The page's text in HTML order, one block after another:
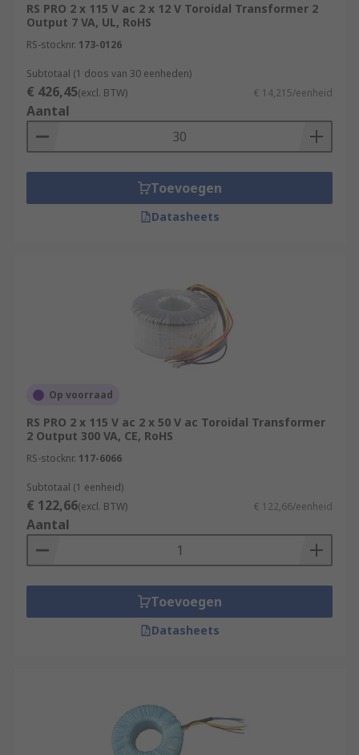
RS PRO 2 x 115 V ac 2 x 12 V Toroidal Transformer 2
Output 7 VA, UL, RoHS
RS-stocknr. 173-0126
Subtotaal (1 doos van 30 eenheden)
€ 426,45(excl. BTW) € 14,215/eenheid
Aantal
Toevoegen
Datasheets
Op voorraad
RS PRO 2 x 115 V ac 2 x 50 V ac Toroidal Transformer
2 Output 300 VA, CE, RoHS
RS-stocknr. 117-6066
Subtotaal (1 eenheid)
€ 122,66(excl. BTW) € 122,66/eenheid
Aantal
Toevoegen
Datasheets